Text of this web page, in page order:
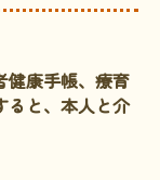
健康手帳、療育
ると、本人と介